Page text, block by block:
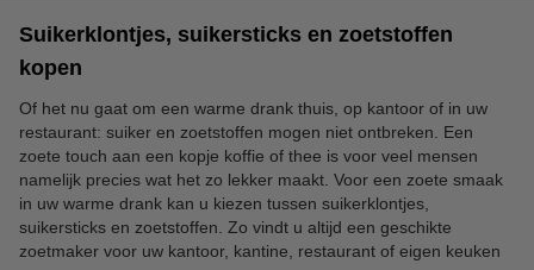
Suikerklontjes, suikersticks en zoetstoffen
kopen
Of het nu gaat om een warme drank thuis, op kantoor of in uw
restaurant: suiker en zoetstoffen mogen niet ontbreken. Een
zoete touch aan een kopje koffie of thee is voor veel mensen
namelijk precies wat het zo lekker maakt. Voor een zoete smaak
in uw warme drank kan u kiezen tussen suikerklontjes,
suikersticks en zoetstoffen. Zo vindt u altijd een geschikte
zoetmaker voor uw kantoor, kantine, restaurant of eigen keuken